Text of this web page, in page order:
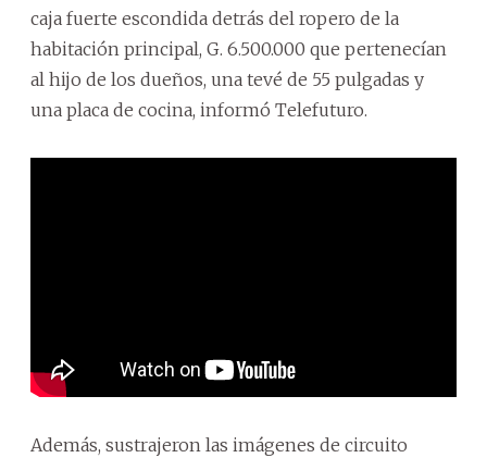
caja fuerte escondida detrás del ropero de la
habitación principal, G. 6.500.000 que pertenecían
al hijo de los dueños, una tevé de 55 pulgadas y
una placa de cocina, informó Telefuturo.
Además, sustrajeron las imágenes de circuito